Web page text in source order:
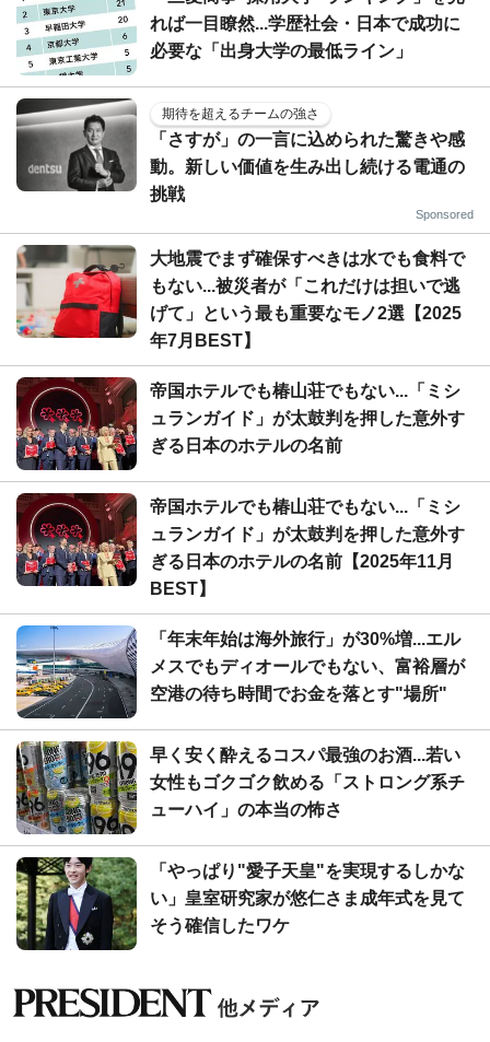
れば一目瞭然...学歴社会・日本で成功に
必要な「出身大学の最低ライン」
期待を超えるチームの強さ
「さすが」の一言に込められた驚きや感
動。新しい価値を生み出し続ける電通の
挑戦
Sponsored
大地震でまず確保すべきは水でも食料で
もない...被災者が「これだけは担いで逃
げて」という最も重要なモノ2選【2025
年7月BEST】
帝国ホテルでも椿山荘でもない...「ミシ
ュランガイド」が太鼓判を押した意外す
ぎる日本のホテルの名前
帝国ホテルでも椿山荘でもない...「ミシ
ュランガイド」が太鼓判を押した意外す
ぎる日本のホテルの名前【2025年11月
BEST】
「年末年始は海外旅行」が30%増...エル
メスでもディオールでもない、富裕層が
空港の待ち時間でお金を落とす"場所"
早く安く酔えるコスパ最強のお酒...若い
女性もゴクゴク飲める「ストロング系チ
ューハイ」の本当の怖さ
「やっぱり"愛子天皇"を実現するしかな
い」皇室研究家が悠仁さま成年式を見て
そう確信したワケ